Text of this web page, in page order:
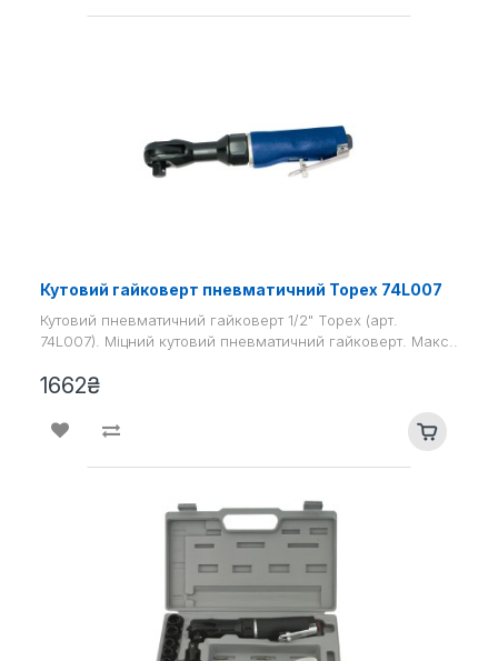
Кутовий гайковерт пневматичний Topex 74L007
Кутовий пневматичний гайковерт 1/2" Topex (арт.
74L007). Міцний кутовий пневматичний гайковерт. Макс..
1662₴